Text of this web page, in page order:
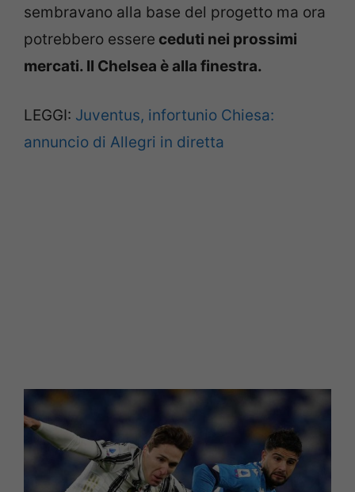
sembravano alla base del progetto ma ora
potrebbero essere ceduti nei prossimi
mercati. Il Chelsea è alla finestra.
LEGGI: Juventus, infortunio Chiesa:
annuncio di Allegri in diretta